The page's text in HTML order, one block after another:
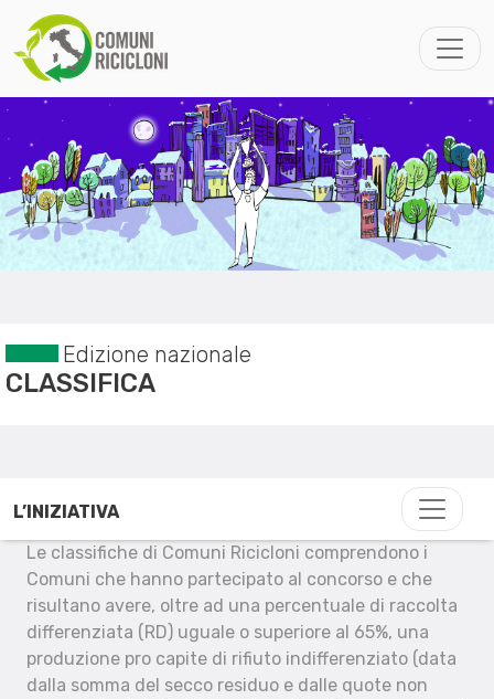
Edizione nazionale
CLASSIFICA
L’INIZIATIVA
Le classifiche di Comuni Ricicloni comprendono i
Comuni che hanno partecipato al concorso e che
risultano avere, oltre ad una percentuale di raccolta
differenziata (RD) uguale o superiore al 65%, una
produzione pro capite di rifiuto indifferenziato (data
dalla somma del secco residuo e dalle quote non